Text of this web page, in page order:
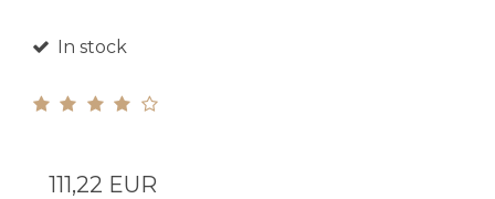
In stock
111,22 EUR